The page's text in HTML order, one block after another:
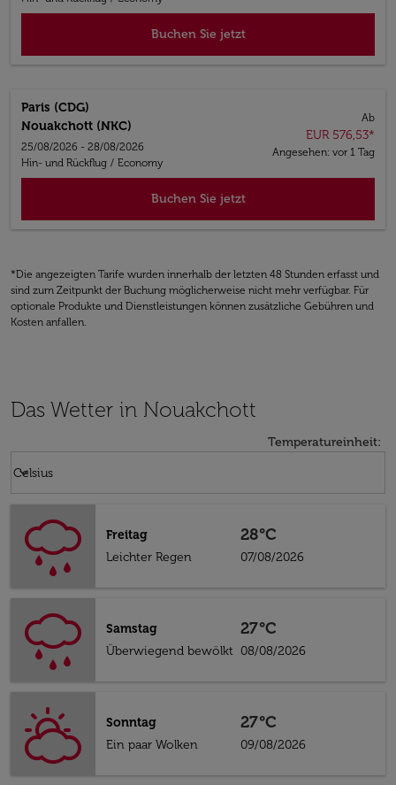
Buchen Sie jetzt
Paris (CDG)
Nouakchott (NKC)
25/08/2026 - 28/08/2026
Hin- und Rückflug / Economy
Ab
EUR 576,53*
Angesehen: vor 1 Tag
Buchen Sie jetzt
*Die angezeigten Tarife wurden innerhalb der letzten 48 Stunden erfasst und
sind zum Zeitpunkt der Buchung möglicherweise nicht mehr verfügbar. Für
optionale Produkte und Dienstleistungen können zusätzliche Gebühren und
Kosten anfallen.
Das Wetter in Nouakchott
Temperatureinheit:
Celsius
keyboard_arrow_down
Freitag
Leichter Regen
28°C
07/08/2026
Samstag
Überwiegend bewölkt
27°C
08/08/2026
Sonntag
Ein paar Wolken
27°C
09/08/2026